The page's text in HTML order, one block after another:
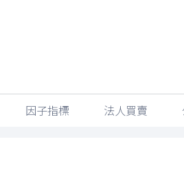
因子指標 法人買賣